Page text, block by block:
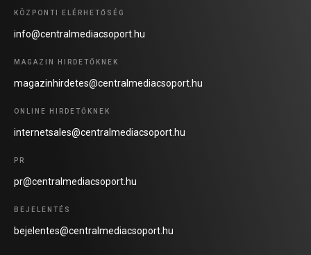
KÖZPONTI ELÉRHETŐSÉG
info@centralmediacsoport.hu
MAGAZIN HIRDETŐKNEK
magazinhirdetes@centralmediacsoport.hu
ONLINE HIRDETŐKNEK
internetsales@centralmediacsoport.hu
PR
pr@centralmediacsoport.hu
BEJELENTÉS
bejelentes@centralmediacsoport.hu